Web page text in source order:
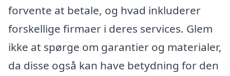
forvente at betale, og hvad inkluderer
forskellige firmaer i deres services. Glem
ikke at spørge om garantier og materialer,
da disse også kan have betydning for den